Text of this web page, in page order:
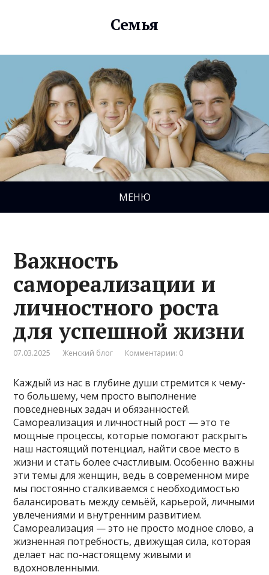
Семья
МЕНЮ
Важность
самореализации и
личностного роста
для успешной жизни
07.03.2025 Женский блог Комментарии: 0
Каждый из нас в глубине души стремится к чему-
то большему, чем просто выполнение
повседневных задач и обязанностей.
Самореализация и личностный рост — это те
мощные процессы, которые помогают раскрыть
наш настоящий потенциал, найти свое место в
жизни и стать более счастливым. Особенно важны
эти темы для женщин, ведь в современном мире
мы постоянно сталкиваемся с необходимостью
балансировать между семьёй, карьерой, личными
увлечениями и внутренним развитием.
Самореализация — это не просто модное слово, а
жизненная потребность, движущая сила, которая
делает нас по-настоящему живыми и
вдохновленными.